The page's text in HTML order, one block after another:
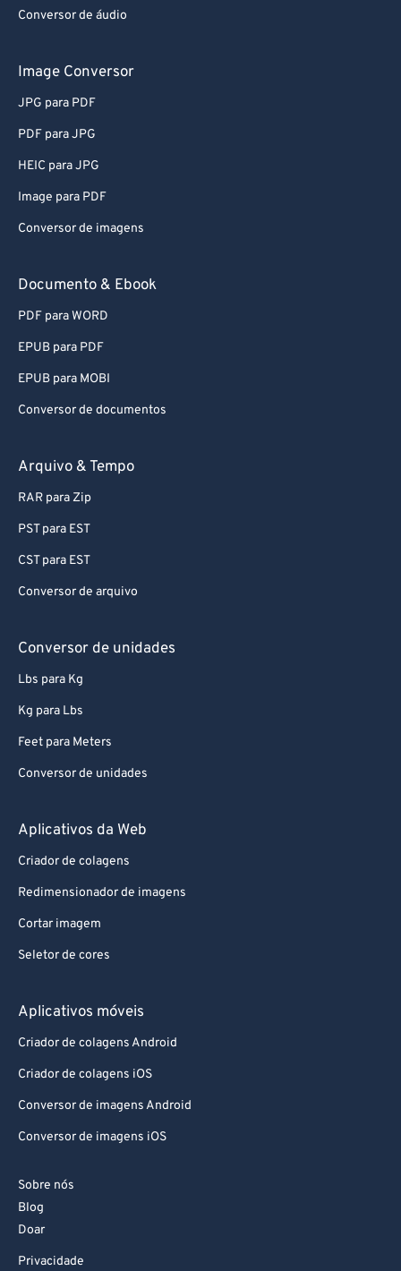
Conversor de áudio
Image Conversor
JPG para PDF
PDF para JPG
HEIC para JPG
Image para PDF
Conversor de imagens
Documento & Ebook
PDF para WORD
EPUB para PDF
EPUB para MOBI
Conversor de documentos
Arquivo & Tempo
RAR para Zip
PST para EST
CST para EST
Conversor de arquivo
Conversor de unidades
Lbs para Kg
Kg para Lbs
Feet para Meters
Conversor de unidades
Aplicativos da Web
Criador de colagens
Redimensionador de imagens
Cortar imagem
Seletor de cores
Aplicativos móveis
Criador de colagens Android
Criador de colagens iOS
Conversor de imagens Android
Conversor de imagens iOS
Sobre nós
Blog
Doar
Privacidade